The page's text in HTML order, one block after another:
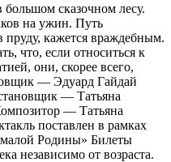
сказочном лесу.
на ужин. Путь
кажется враждебным.
что, если относиться к
они, скорее всего,
— Эдуард Гайдай
— Татьяна
— Татьяна
поставлен в рамках
малой Родины» Билеты
независимо от возраста.